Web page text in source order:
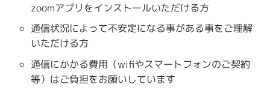
zoomアプリをインストールいただける方
通信状況によって不安定になる事がある事をご理解
いただける方
通信にかかる費用（wifiやスマートフォンのご契約
等）はご負担をお願いしています